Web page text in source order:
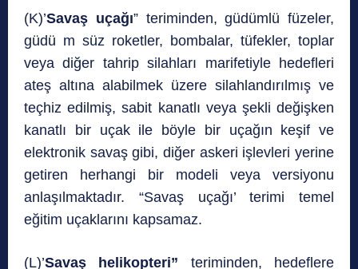
(K)’Savaş uçağı” teriminden, güdümlü füzeler,
güdü m süz roketler, bombalar, tüfekler, toplar
veya diğer tahrip silahları marifetiyle hedefleri
ateş altına alabilmek üzere silahlandırılmış ve
teçhiz edilmiş, sabit kanatlı veya şekli değişken
kanatlı bir uçak ile böyle bir uçağın keşif ve
elektronik savaş gibi, diğer askeri işlevleri yerine
getiren herhangi bir modeli veya versiyonu
anlaşılmaktadır. “Savaş uçağı’ terimi temel
eğitim uçaklarını kapsamaz.
(L)’Savaş helikopteri” teriminden, hedeflere